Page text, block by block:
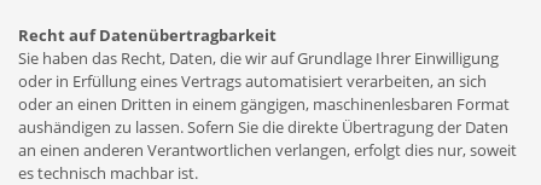
Recht auf Datenübertragbarkeit
Sie haben das Recht, Daten, die wir auf Grundlage Ihrer Einwilligung
oder in Erfüllung eines Vertrags automatisiert verarbeiten, an sich
oder an einen Dritten in einem gängigen, maschinenlesbaren Format
aushändigen zu lassen. Sofern Sie die direkte Übertragung der Daten
an einen anderen Verantwortlichen verlangen, erfolgt dies nur, soweit
es technisch machbar ist.